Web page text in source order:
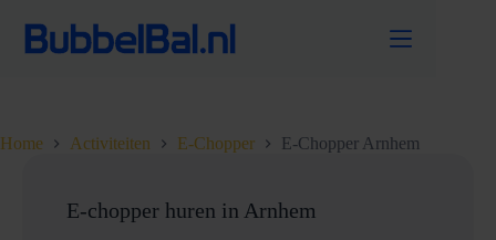
naar
Home Activiteiten E-Chopper E-Chopper Arnhem
E-chopper huren in Arnhem